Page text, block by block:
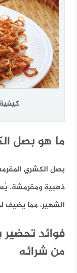
ما هو بصل
بصل الكشري
ذهبية ومقرمشة.
الشهير، مما
فوائد
من شرائه